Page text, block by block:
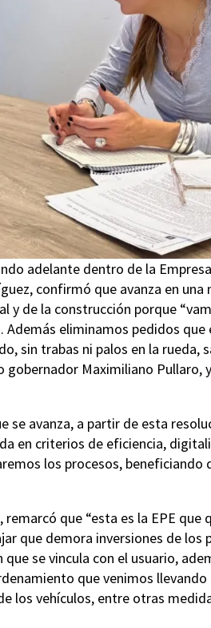
adelante dentro de la
confirmó que avanza en
de la construcción porque
eliminamos pedidos que
sin trabas ni palos en la rueda,
Maximiliano Pullaro,
avanza, a partir de esta
en criterios de eficiencia,
los procesos, beneficiando
que “esta es la EPE que
que demora inversiones de los
se vincula con el usuario,
que venimos
los vehículos, entre otras